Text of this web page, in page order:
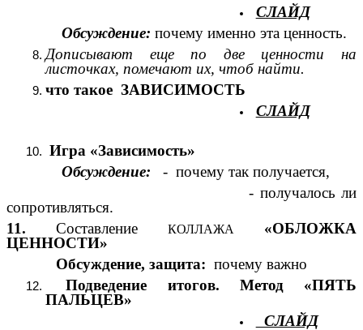
СЛАЙД
Обсуждение: почему именно эта ценность.
Дописывают еще по две ценности на
листочках, помечают их, чтоб найти.
что такое ЗАВИСИМОСТЬ
СЛАЙД
Игра «Зависимость»
Обсуждение: - почему так получается,
- получалось ли
сопротивляться.
11. Составление КОЛЛАЖА
«ОБЛОЖКА
ЦЕННОСТИ»
Обсуждение, защита: почему важно
Подведение итогов. Метод «ПЯТЬ
ПАЛЬЦЕВ»
СЛАЙД